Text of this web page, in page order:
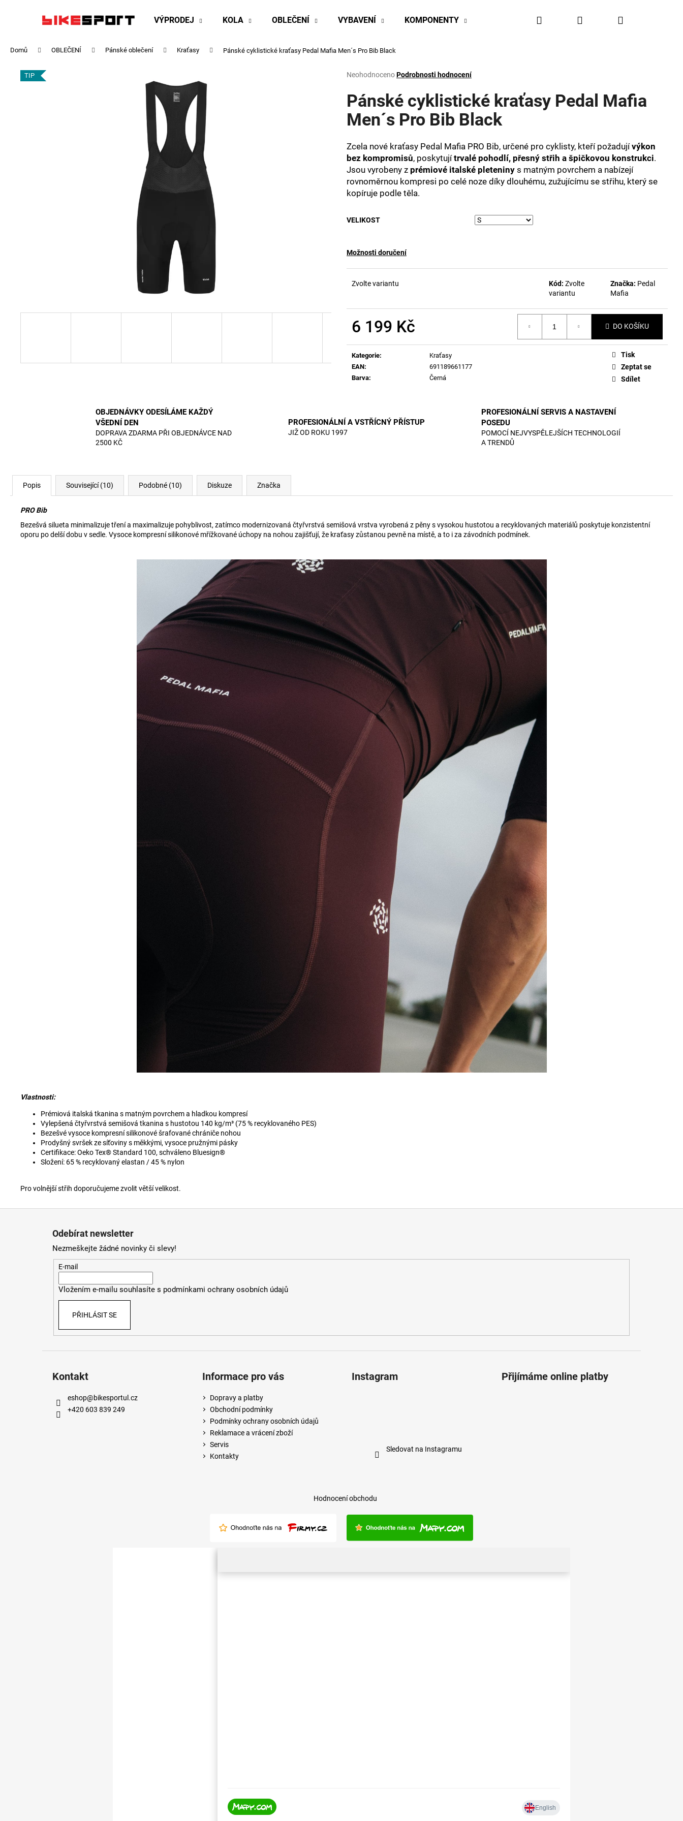
VÝPRODEJ KOLA OBLEČENÍ VYBAVENÍ KOMPONENTY BIKESPORT EVENTY BIKESPORTUL VÝHODY
Hledat PřihlášeníNákupní
Domů OBLEČENÍ Pánské oblečení Kraťasy Pánské cyklistické kraťasy Pedal Mafia Men´s Pro Bib Black
Průměrné
produktu
je
0,0
hvězdiček.
NeohodnocenoPodrobnosti hodnocení
Pánské cyklistické kraťasy Pedal Mafia
Men´s Pro Bib Black
Zcela nové kraťasy Pedal Mafia PRO Bib, určené pro cyklisty, kteří požadujívýkon
bez kompromisů, poskytujítrvalé pohodlí, přesný střih a špičkovou konstrukci.
Jsou vyrobeny z prémiové italské pleteniny s matným povrchem a nabízejí
rovnoměrnou kompresi po celé noze díky dlouhému, zužujícímu se střihu, který se
kopíruje podle těla.
VELIKOST
Možnosti doručení
Zvolte variantu Kód: Zvolte
variantu
Značka: Pedal
Mafia
6 199 Kč DO KOŠÍKU
Kategorie:
Kraťasy
EAN:
691189661177
Barva: Černá
Tisk
Zeptat se
Sdílet
TIP
OBJEDNÁVKY ODESÍLÁME KAŽDÝ
VŠEDNÍ DEN
DOPRAVA ZDARMA PŘI OBJEDNÁVCE NAD
2500 KČ
PROFESIONÁLNÍ A VSTŘÍCNÝ PŘÍSTUP
JIŽ OD ROKU 1997
PROFESIONÁLNÍ SERVIS A NASTAVENÍ
POSEDU
POMOCÍ NEJVYSPĚLEJŠÍCH TECHNOLOGIÍ
A TRENDŮ
Popis Související (10) Podobné (10) Diskuze Značka
PRO Bib
Bezešvá silueta minimalizuje tření a maximalizuje pohyblivost, zatímco modernizovaná čtyřvrstvá semišová vrstva vyrobená z pěny s vysokou hustotou a recyklovaných materiálů poskytuje konzistentní
oporu po delší dobu v sedle. Vysoce kompresní silikonové mřížkované úchopy na nohou zajišťují, že kraťasy zůstanou pevně na místě, a to i za závodních podmínek.
Vlastnosti:
Prémiová italská tkanina s matným povrchem a hladkou kompresí
Vylepšená čtyřvrstvá semišová tkanina s hustotou 140 kg/m³ (75 % recyklovaného PES)
Bezešvé vysoce kompresní silikonové šrafované chrániče nohou
Prodyšný svršek ze síťoviny s měkkými, vysoce pružnými pásky
Certifikace: Oeko Tex® Standard 100, schváleno Bluesign®
Složení: 65 % recyklovaný elastan / 45 % nylon
Pro volnější střih doporučujeme zvolit větší velikost.
Zpět
Zpět
Co potřebujete najít?
HLEDAT
Odebírat newsletter
Nezmeškejte žádné novinky či slevy!
E-mail
Vložením e-mailu souhlasíte s podmínkami ochrany osobních údajů
PŘIHLÁSIT SE
Kontakt
eshop@bikesportul.cz
+420 603 839 249
Informace pro vás
Dopravy a platby
Obchodní podmínky
Podmínky ochrany osobních údajů
Reklamace a vrácení zboží
Servis
Kontakty
Instagram
Sledovat na Instagramu
Přijímáme online platby
Hodnocení obchodu